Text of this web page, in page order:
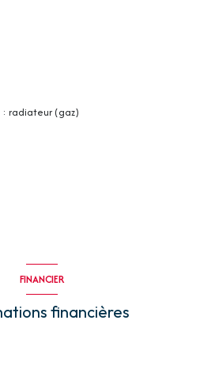
radiateur (gaz)
FINANCIER
financières